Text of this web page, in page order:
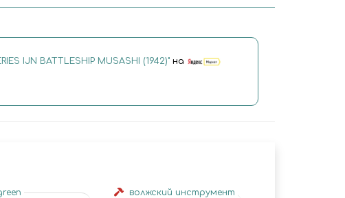
IJN BATTLESHIP MUSASHI (1942)" на
волжский инструмент